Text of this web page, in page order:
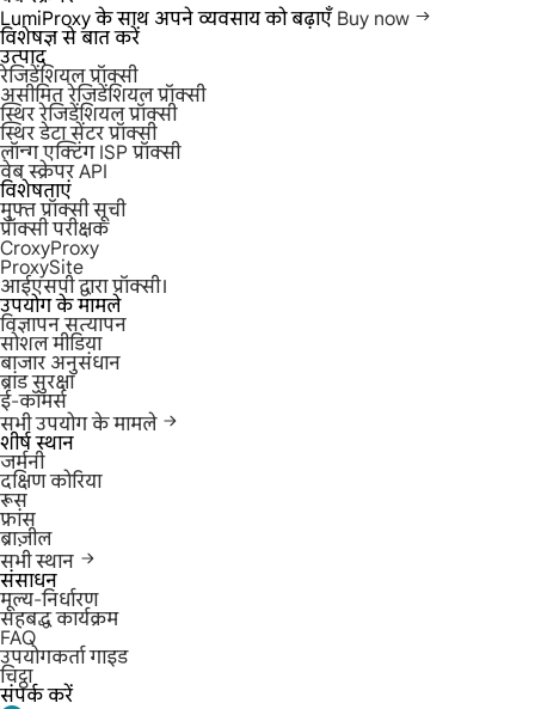
LumiProxy के साथ अपने व्यवसाय को बढ़ाएँ Buy now
विशेषज्ञ से बात करें
उत्पाद
रेजिडेंशियल प्रॉक्सी
असीमित रेजिडेंशियल प्रॉक्सी
स्थिर रेजिडेंशियल प्रॉक्सी
स्थिर डेटा सेंटर प्रॉक्सी
लॉन्ग एक्टिंग ISP प्रॉक्सी
वेब स्क्रेपर API
विशेषताएं
मुफ्त प्रॉक्सी सूची
प्रॉक्सी परीक्षक
CroxyProxy
ProxySite
आईएसपी द्वारा प्रॉक्सी।
उपयोग के मामले
विज्ञापन सत्यापन
सोशल मीडिया
बाजार अनुसंधान
ब्रांड सुरक्षा
ई-कॉमर्स
सभी उपयोग के मामले
शीर्ष स्थान
जर्मनी
दक्षिण कोरिया
रूस
फ्रांस
ब्राज़ील
सभी स्थान
संसाधन
मूल्य-निर्धारण
सहबद्ध कार्यक्रम
FAQ
उपयोगकर्ता गाइड
चिट्ठा
संपर्क करें